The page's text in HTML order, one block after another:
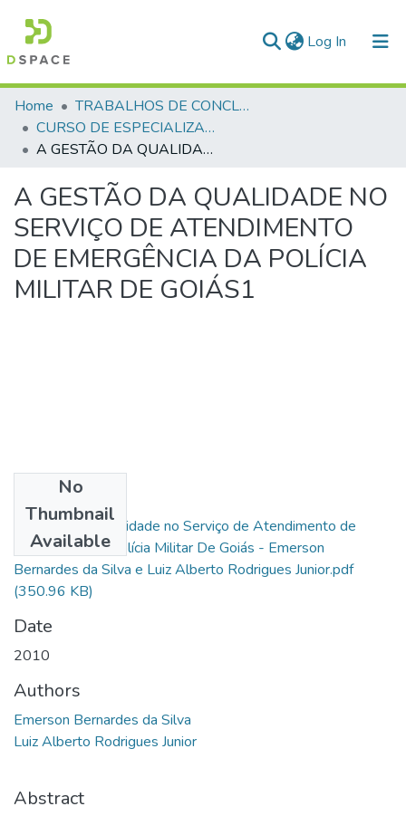
Log In (current)
Communities & Collections
All of DSpace
Home
TRABALHOS DE CONCLUSÃO DE CURSO - CEGESP (CURSO DE ESPECIALIZAÇÃO EM GERENCIAMENTO EM SEGURANÇA PÚBLICA)
CURSO DE ESPECIALIZAÇÃO EM GERENCIAMENTO EM SEGURANÇA PÚBLICA - CEGESP - 2010
A GESTÃO DA QUALIDADE NO SERVIÇO DE ATENDIMENTO DE EMERGÊNCIA DA POLÍCIA MILITAR DE GOIÁS1
A GESTÃO DA QUALIDADE NO
SERVIÇO DE ATENDIMENTO
DE EMERGÊNCIA DA POLÍCIA
MILITAR DE GOIÁS1
No
Thumbnail
Available
A Gestão da Qualidade no Serviço de Atendimento de
Emergência da Polícia Militar De Goiás - Emerson
Bernardes da Silva e Luiz Alberto Rodrigues Junior.pdf
(350.96 KB)
Date
2010
Authors
Emerson Bernardes da Silva
Luiz Alberto Rodrigues Junior
Abstract